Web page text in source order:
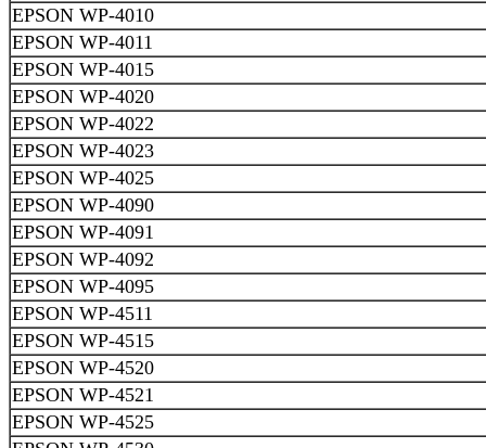
EPSON WP-4010
EPSON WP-4011
EPSON WP-4015
EPSON WP-4020
EPSON WP-4022
EPSON WP-4023
EPSON WP-4025
EPSON WP-4090
EPSON WP-4091
EPSON WP-4092
EPSON WP-4095
EPSON WP-4511
EPSON WP-4515
EPSON WP-4520
EPSON WP-4521
EPSON WP-4525